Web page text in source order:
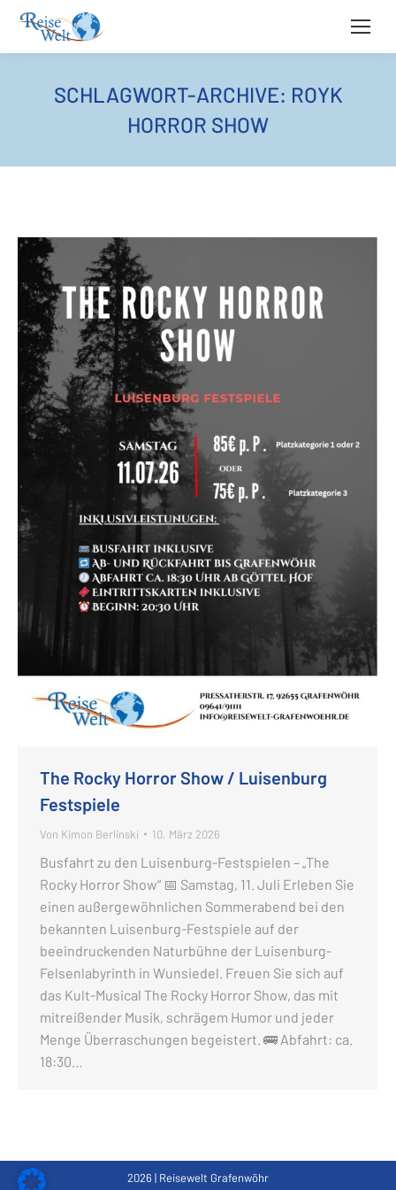
SCHLAGWORT-ARCHIVE: ROYK
HORROR SHOW
The Rocky Horror Show / Luisenburg
Festspiele
Von Kimon Berlinski 10. März 2026
Busfahrt zu den Luisenburg-Festspielen – „The
Rocky Horror Show“ 📅 Samstag, 11. Juli Erleben Sie
einen außergewöhnlichen Sommerabend bei den
bekannten Luisenburg-Festspiele auf der
beeindruckenden Naturbühne der Luisenburg-
Felsenlabyrinth in Wunsiedel. Freuen Sie sich auf
das Kult-Musical The Rocky Horror Show, das mit
mitreißender Musik, schrägem Humor und jeder
Menge Überraschungen begeistert. 🚌 Abfahrt: ca.
18:30…
2026 | Reisewelt Grafenwöhr